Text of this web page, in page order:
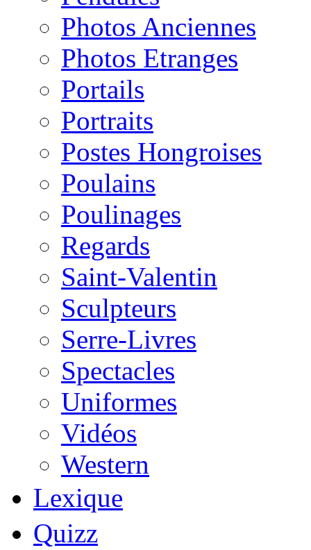
Photos Anciennes
Photos Etranges
Portails
Portraits
Postes Hongroises
Poulains
Poulinages
Regards
Saint-Valentin
Sculpteurs
Serre-Livres
Spectacles
Uniformes
Vidéos
Western
Lexique
Quizz